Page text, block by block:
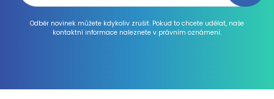
Odběr novinek můžete kdykoliv zrušit. Pokud to chcete udělat, naše
kontaktní informace naleznete v právním oznámení.